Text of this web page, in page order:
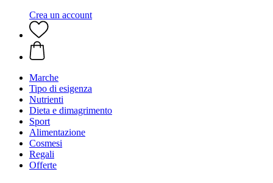
Crea un account
Marche
Tipo di esigenza
Nutrienti
Dieta e dimagrimento
Sport
Alimentazione
Cosmesi
Regali
Offerte